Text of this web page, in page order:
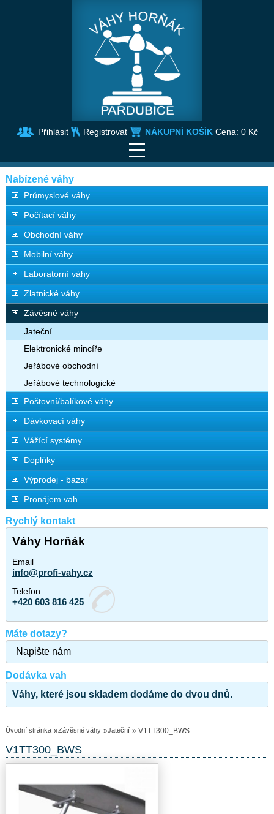
Přihlásit Registrovat NÁKUPNÍ KOŠÍK Cena: 0 Kč
Nabízené váhy
Průmyslové váhy
Počítací váhy
Obchodní váhy
Mobilní váhy
Laboratorní váhy
Zlatnické váhy
Závěsné váhy
Jateční
Elektronické mincíře
Jeřábové obchodní
Jeřábové technologické
Poštovní/balíkové váhy
Dávkovací váhy
Vážící systémy
Doplňky
Výprodej - bazar
Pronájem vah
Rychlý kontakt
Váhy Horňák
Email
info@profi-vahy.cz
Telefon
+420 603 816 425
Máte dotazy?
Napište nám
Dodávka vah
Váhy, které jsou skladem dodáme do dvou dnů.
Úvodní stránka »Závěsné váhy »Jateční » V1TT300_BWS
V1TT300_BWS